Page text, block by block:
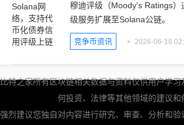
穆迪评级（Moody's Ratings
级服务扩展至Solana公链。
竞争币资讯 2026-06-18
比特之家所有区块链相关数据与资料仅供用户学
何投资、法律等其他领域的建议和
强烈建议您独自对内容进行研究、审查、分析和